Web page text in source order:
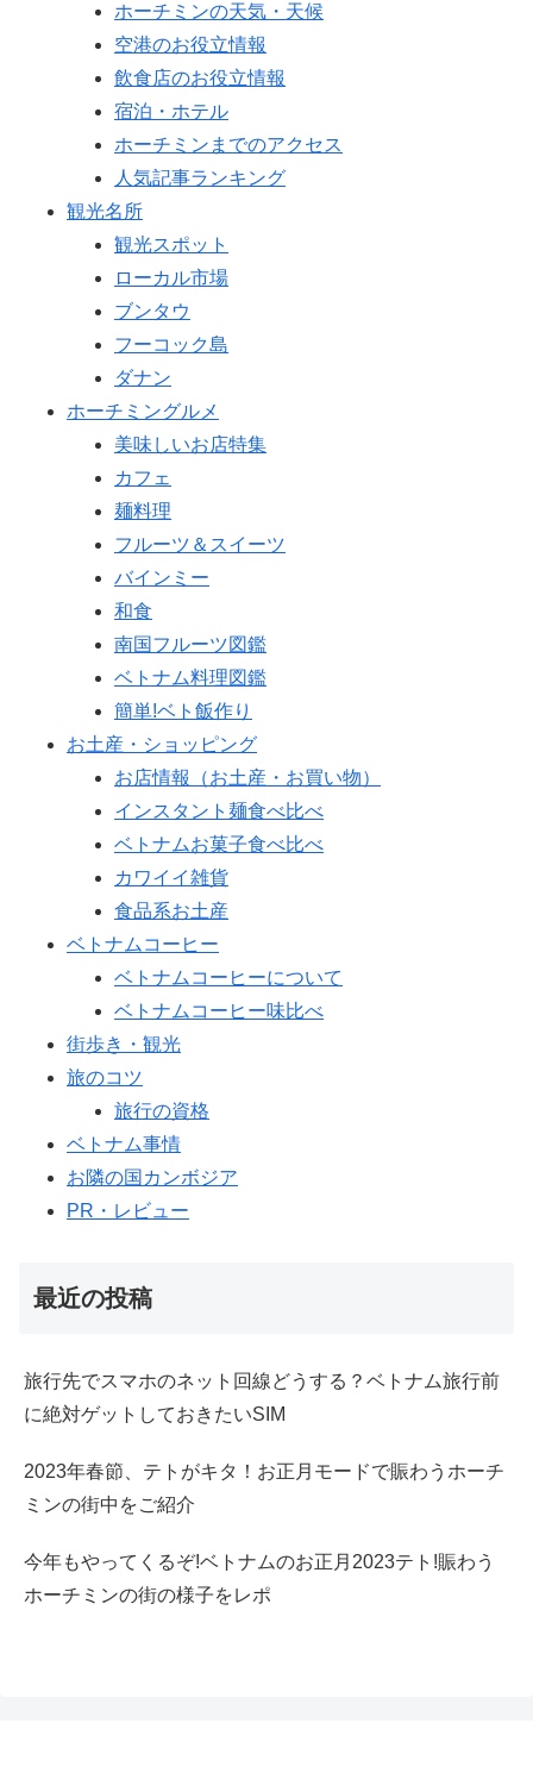
ホーチミンの天気・天候
空港のお役立情報
飲食店のお役立情報
宿泊・ホテル
ホーチミンまでのアクセス
人気記事ランキング
観光名所
観光スポット
ローカル市場
ブンタウ
フーコック島
ダナン
ホーチミングルメ
美味しいお店特集
カフェ
麺料理
フルーツ＆スイーツ
バインミー
和食
南国フルーツ図鑑
ベトナム料理図鑑
簡単!ベト飯作り
お土産・ショッピング
お店情報（お土産・お買い物）
インスタント麺食べ比べ
ベトナムお菓子食べ比べ
カワイイ雑貨
食品系お土産
ベトナムコーヒー
ベトナムコーヒーについて
ベトナムコーヒー味比べ
街歩き・観光
旅のコツ
旅行の資格
ベトナム事情
お隣の国カンボジア
PR・レビュー
最近の投稿
旅行先でスマホのネット回線どうする？ベトナム旅行前
に絶対ゲットしておきたいSIM
2023年春節、テトがキタ！お正月モードで賑わうホーチ
ミンの街中をご紹介
今年もやってくるぞ!ベトナムのお正月2023テト!賑わう
ホーチミンの街の様子をレポ